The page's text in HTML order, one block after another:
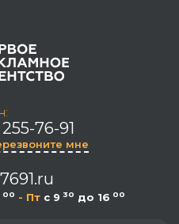
76-91
мне
00 - Пт c 9 30 до 16 00